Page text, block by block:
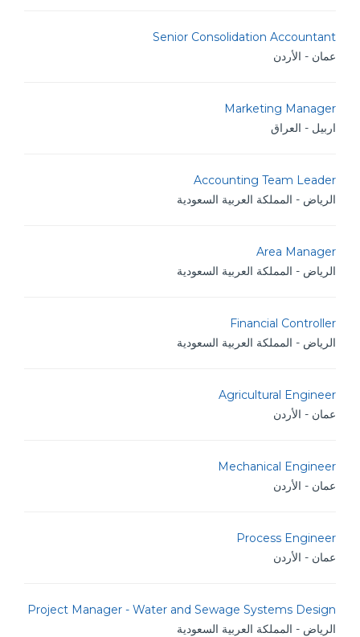
Senior Consolidation Accountant
عمان - الأردن
Marketing Manager
اربيل - العراق
Accounting Team Leader
الرياض - المملكة العربية السعودية
Area Manager
الرياض - المملكة العربية السعودية
Financial Controller
الرياض - المملكة العربية السعودية
Agricultural Engineer
عمان - الأردن
Mechanical Engineer
عمان - الأردن
Process Engineer
عمان - الأردن
Project Manager - Water and Sewage Systems Design
الرياض - المملكة العربية السعودية